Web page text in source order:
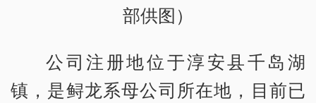
部供图）
公司注册地位于淳安县千岛湖
镇，是鲟龙系母公司所在地，目前已